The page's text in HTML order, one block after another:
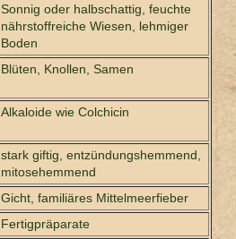
Sonnig oder halbschattig, feuchte
nährstoffreiche Wiesen, lehmiger
Boden
Blüten, Knollen, Samen
Alkaloide wie Colchicin
stark giftig, entzündungshemmend,
mitosehemmend
Gicht, familiäres Mittelmeerfieber
Fertigpräparate